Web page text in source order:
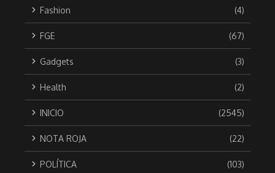
Fashion (4)
FGE (67)
Gadgets (3)
Health (2)
INICIO (2545)
NOTA ROJA (22)
POLÍTICA (103)